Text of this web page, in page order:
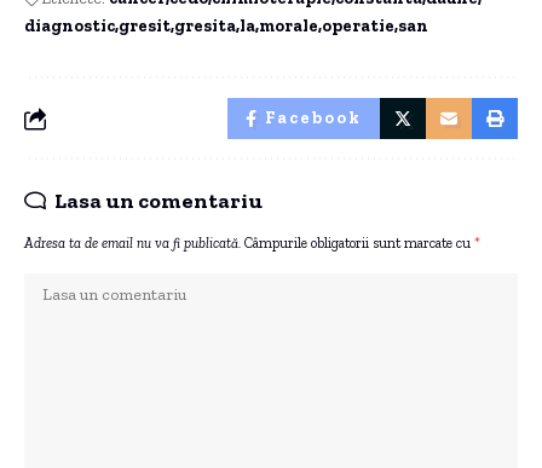
diagnostic gresit gresita la morale operatie san
Facebook
Lasa un comentariu
Adresa ta de email nu va fi publicată. Câmpurile obligatorii sunt marcate cu *